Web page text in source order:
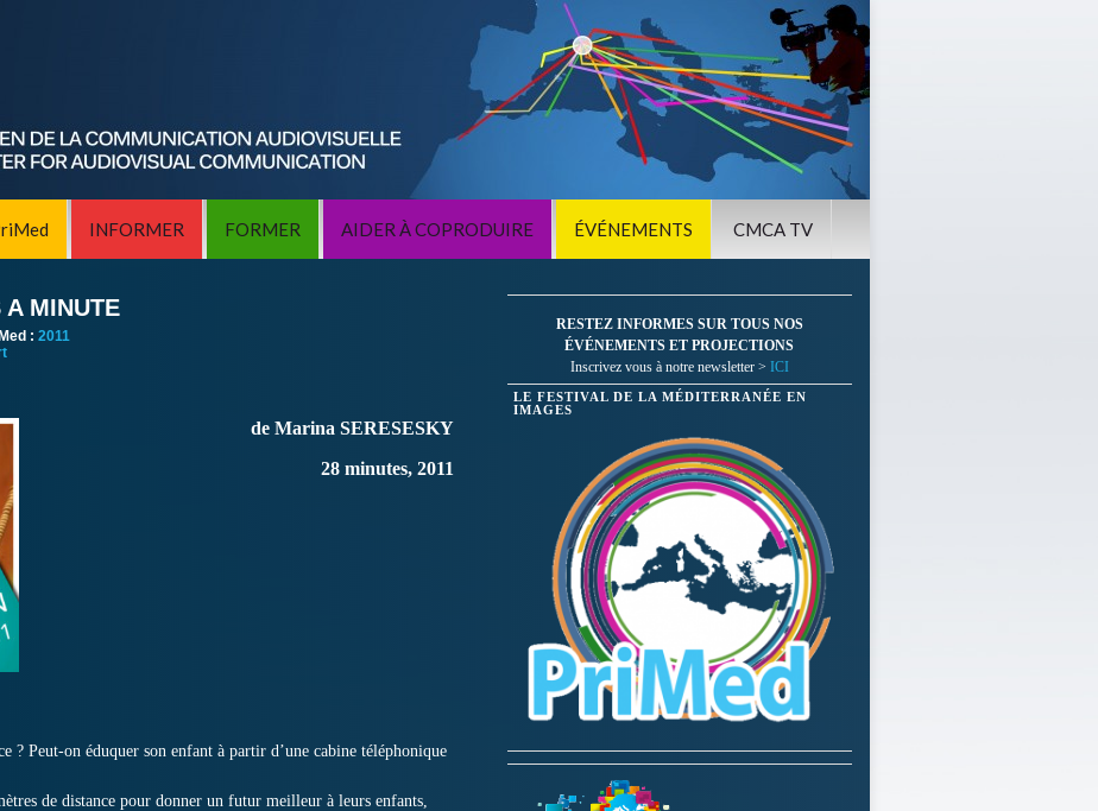
INFORMER FORMER AIDER À COPRODUIRE ÉVÉNEMENTS CMCA TV
A MINUTE
: 2011
de Marina SERESESKY
28 minutes, 2011
? Peut-on éduquer son enfant à partir d’une cabine téléphonique
de distance pour donner un futur meilleur à leurs enfants,
RESTEZ INFORMES SUR TOUS NOS
ÉVÉNEMENTS ET PROJECTIONS
Inscrivez vous à notre newsletter > ICI
LE FESTIVAL DE LA MÉDITERRANÉE EN
IMAGES